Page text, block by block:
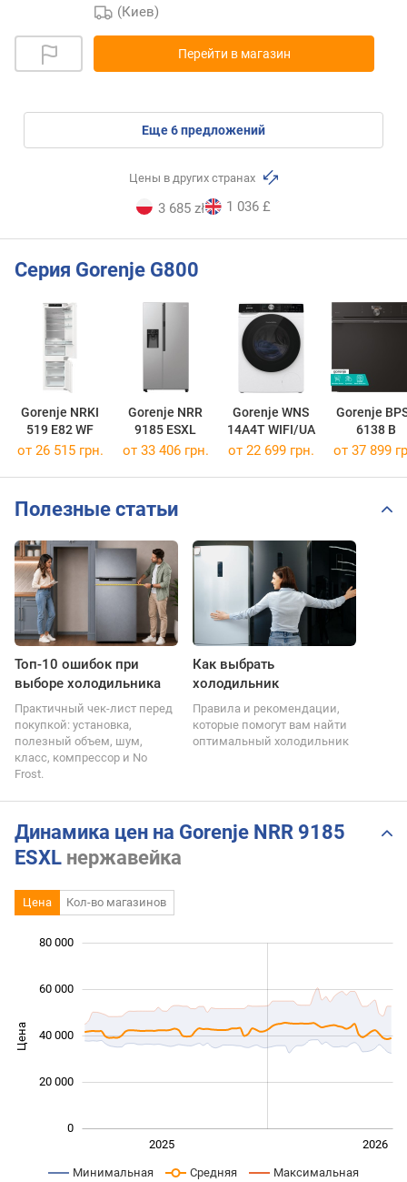
(Киев)
Перейти в магазин
eще6предложений
Цены в других странах
3 685 zł 1 036 £
Серия Gorenje G800
Gorenje NRKI
519 E82 WF
Gorenje NRR
9185 ESXL
Gorenje WNS
14A4T WIFI/UA
Gorenje
6138 B
от 26 515 грн. от 33 406 грн. от 22 699 грн. от 37 899
Полезные статьи
Топ-10 ошибок при
выборе холодильника
Практичный чек-лист перед
покупкой: установка,
полезный объем, шум,
класс, компрессор и No
Frost.
Как выбрать
холодильник
Правила и рекомендации,
которые помогут вам найти
оптимальный холодильник
Динамика цен на Gorenje NRR 9185
ESXL нержавейка
Цена Кол-во магазинов
Цена 10 000
0
20 000
40 000
80 000
60 000
2026
2025
Минимальная Средняя Максимальная